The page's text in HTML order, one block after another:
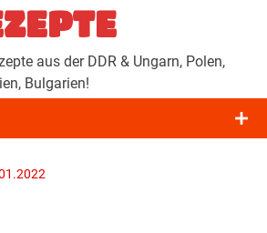
aus der DDR & Ungarn, Polen,
Bulgarien!